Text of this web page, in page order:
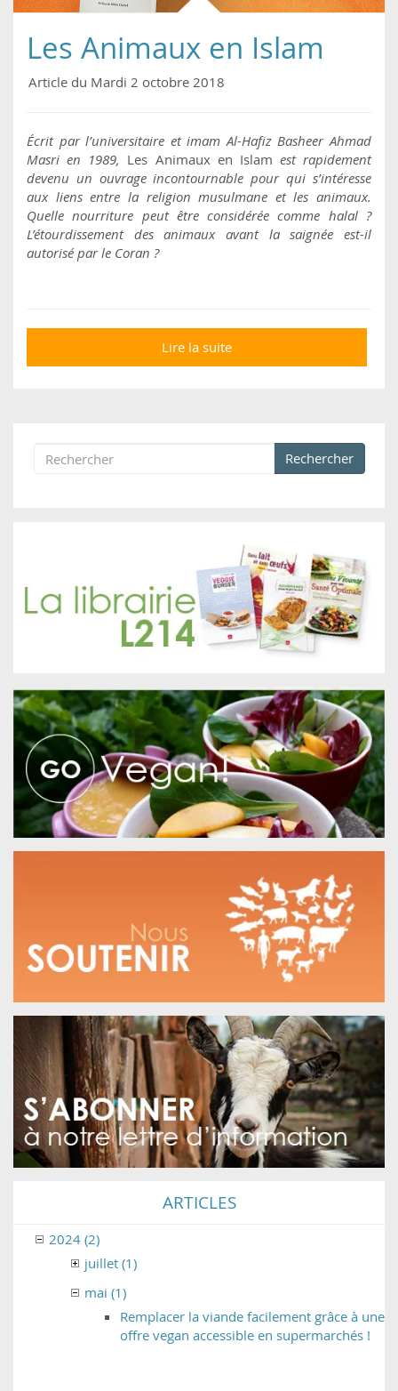
Les Animaux en Islam
Article du Mardi 2 octobre 2018
Écrit par l’universitaire et imam Al-Hafiz Basheer Ahmad
Masri en 1989, Les Animaux en Islam est rapidement
devenu un ouvrage incontournable pour qui s’intéresse
aux liens entre la religion musulmane et les animaux.
Quelle nourriture peut être considérée comme halal ?
L’étourdissement des animaux avant la saignée est-il
autorisé par le Coran ?
Lire la suite
Islam
Formulaire de recherche
Rechercher
ARTICLES
2024 (2)
juillet (1)
mai (1)
Remplacer la viande facilement grâce à une
offre vegan accessible en supermarchés !